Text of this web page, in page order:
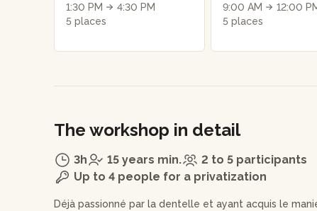
1:30 PM
4:30 PM
5 places
9:00 AM
12:00
5 places
The workshop in detail
3h 15 years min.
2 to 5 participants
Up to 4 people for a privatization
Déjà passionné par la dentelle et ayant acquis le